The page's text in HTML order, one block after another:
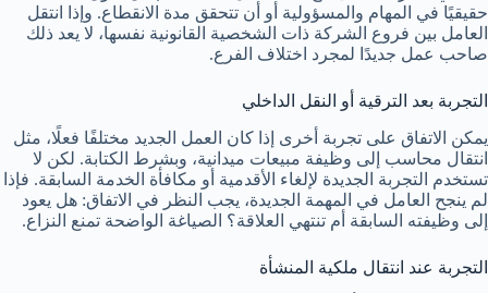
حقيقيًا في المهام والمسؤولية أو أن تتحقق مدة الانقطاع. وإذا انتقل
العامل بين فروع الشركة ذات الشخصية القانونية نفسها، لا يعد ذلك
صاحب عمل جديدًا لمجرد اختلاف الفرع.
التجربة بعد الترقية أو النقل الداخلي
يمكن الاتفاق على تجربة أخرى إذا كان العمل الجديد مختلفًا فعلًا، مثل
انتقال محاسب إلى وظيفة مبيعات ميدانية، وبشرط الكتابة. لكن لا
تستخدم التجربة الجديدة لإلغاء الأقدمية أو مكافأة الخدمة السابقة. فإذا
لم ينجح العامل في المهمة الجديدة، يجب النظر في الاتفاق: هل يعود
إلى وظيفته السابقة أم تنتهي العلاقة؟ الصياغة الواضحة تمنع النزاع.
التجربة عند انتقال ملكية المنشأة